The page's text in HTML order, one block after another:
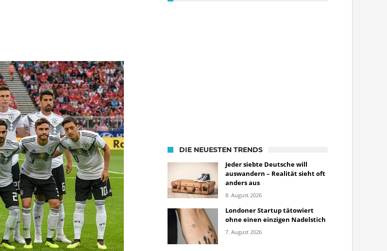
DIE NEUESTEN TRENDS
Jeder siebte Deutsche will
auswandern – Realität sieht oft
anders aus
8. August 2026
Londoner Startup tätowiert
ohne einen einzigen Nadelstich
7. August 2026